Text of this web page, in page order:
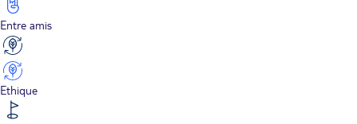
Entre amis
Ethique